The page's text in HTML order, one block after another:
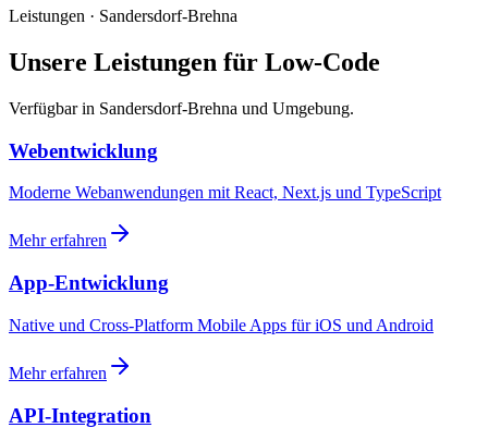
Leistungen · Sandersdorf-Brehna
Unsere Leistungen für Low-Code
Verfügbar in Sandersdorf-Brehna und Umgebung.
Webentwicklung
Moderne Webanwendungen mit React, Next.js und TypeScript
Mehr erfahren
App-Entwicklung
Native und Cross-Platform Mobile Apps für iOS und Android
Mehr erfahren
API-Integration